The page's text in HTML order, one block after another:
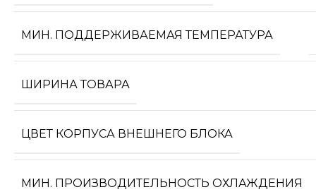
МИН. ПОДДЕРЖИВАЕМАЯ ТЕМПЕРАТУРА
ШИРИНА ТОВАРА
ЦВЕТ КОРПУСА ВНЕШНЕГО БЛОКА
МИН. ПРОИЗВОДИТЕЛЬНОСТЬ ОХЛАЖДЕНИЯ